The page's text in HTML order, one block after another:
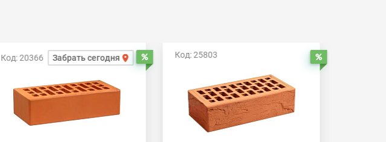
Код: 20366 Забрать сегодня РаспродажаКод: 25803